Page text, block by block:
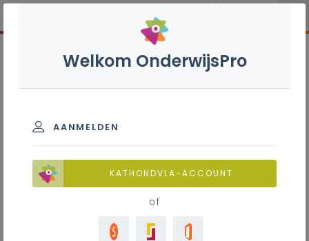
Welkom OnderwijsPro
AANMELDEN
KATHONDVLA-ACCOUNT
of